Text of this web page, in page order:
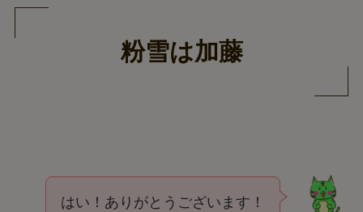
粉雪は加藤
はい！ありがとうございます！